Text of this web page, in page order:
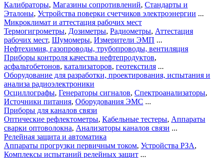
Калибраторы, Магазины сопротивлений, Стандарты и
Эталоны, Устройства поверки счетчиков электроэнергии ...
Микроклимат и аттестация рабочих мест
Термогигрометры, Дозиметры, Радиометры, Аттестация
рабочих мест, Шумомеры, Измерители ЭМП ...
Нефтехимия, газопроводы, трубопроводы, вентиляция
Приборы контроля качества нефтепродуктов,
асфальтобетонов, катализаторов, геотекстиля ...
Оборудование для разработки, проектирования, испытания и
анализа радиоэлектроники
Осциллографы, Генераторы сигналов, Спектроанализаторы,
Источники питания, Оборудования ЭМС ...
Приборы для каналов связи
Оптические рефлектометры, Кабельные тестеры, Аппараты
сварки оптоволокна, Анализаторы каналов связи ...
Релейная защита и автоматика
Аппараты прогрузки первичным током, Устройства РЗА,
Комплексы испытаний релейных защит ...